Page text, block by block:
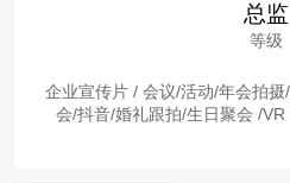
总监
等级
企业宣传片 / 会议/活动/年会拍
会/抖音/婚礼跟拍/生日聚会 /